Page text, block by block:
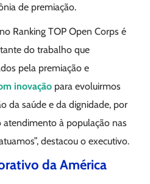
de premiação.
Ranking TOP Open Corps é
do trabalho que
pela premiação e
inovação para evoluirmos
da saúde e da dignidade, por
à população nas
destacou o executivo.
da América